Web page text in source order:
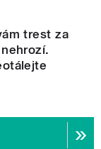
trest za